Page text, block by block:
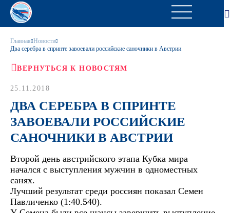
Главная Новости
Два серебра в спринте завоевали российские саночники в Австрии
ВЕРНУТЬСЯ К НОВОСТЯМ
25.11.2018
ДВА СЕРЕБРА В СПРИНТЕ
ЗАВОЕВАЛИ РОССИЙСКИЕ
САНОЧНИКИ В АВСТРИИ
Второй день австрийского этапа Кубка мира
начался с выступления мужчин в одноместных
санях.
Лучший результат среди россиян показал Семен
Павличенко (1:40.540).